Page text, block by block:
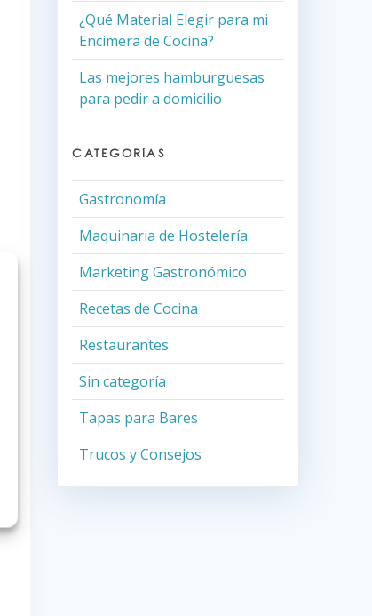
¿Qué Material Elegir para mi
Encimera de Cocina?
Las mejores hamburguesas
para pedir a domicilio
CATEGORÍAS
Gastronomía
Maquinaria de Hostelería
Marketing Gastronómico
Recetas de Cocina
Restaurantes
Sin categoría
Tapas para Bares
Trucos y Consejos